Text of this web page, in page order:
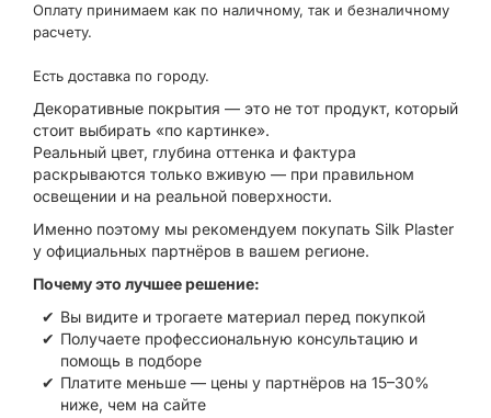
Оплату принимаем как по наличному, так и безналичному
расчету.
Есть доставка по городу.
Декоративные покрытия — это не тот продукт, который
стоит выбирать «по картинке».
Реальный цвет, глубина оттенка и фактура
раскрываются только вживую — при правильном
освещении и на реальной поверхности.
Именно поэтому мы рекомендуем покупать Silk Plaster
у официальных партнёров в вашем регионе.
Почему это лучшее решение:
Вы видите и трогаете материал перед покупкой
Получаете профессиональную консультацию и
помощь в подборе
Платите меньше — цены у партнёров на 15–30%
ниже, чем на сайте